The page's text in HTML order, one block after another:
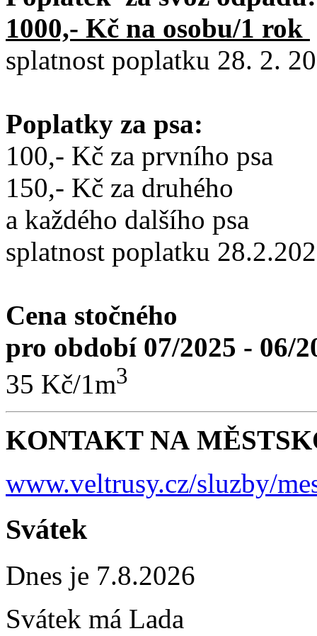
1000,- Kč na osobu/1 rok
splatnost poplatku 28. 2.
Poplatky za psa:
100,- Kč za prvního psa
150,- Kč za druhého
a každého dalšího psa
splatnost poplatku
Cena stočného
pro období 07/2025 - 06/
35 Kč/1m3
KONTAKT NA
www.veltrusy.cz/sluzby/
Svátek
Dnes je 7.8.2026
Svátek má Lada